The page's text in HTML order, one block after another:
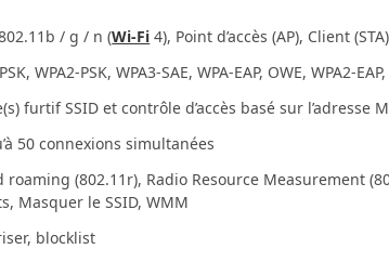
/ g / n (Wi-Fi 4), Point d’accès (AP), Client
WPA2-PSK, WPA3-SAE, WPA-EAP, OWE, WPA2-
furtif SSID et contrôle d’accès basé sur l’adresse
50 connexions simultanées
roaming (802.11r), Radio Resource Measurement
Masquer le SSID, WMM
blocklist